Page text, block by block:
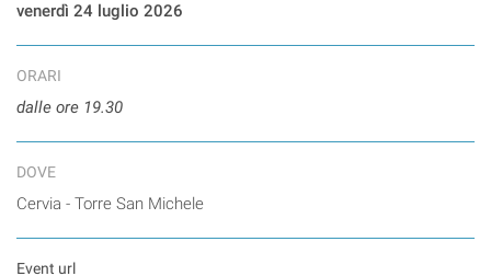
venerdì 24 luglio 2026
ORARI
dalle ore 19.30
DOVE
Cervia - Torre San Michele
Event url